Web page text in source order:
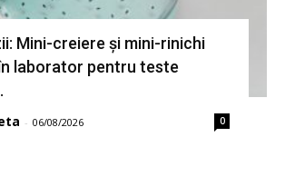
Mini-creiere și mini-rinichi
laborator pentru teste
- 06/08/2026 0